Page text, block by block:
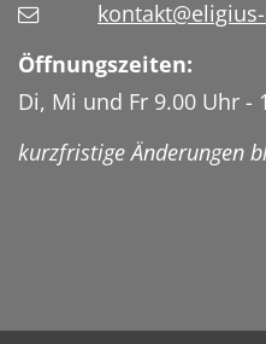
Öffnungszeiten:
Di, Mi und Fr 9.00 Uhr -
kurzfristige Änderungen